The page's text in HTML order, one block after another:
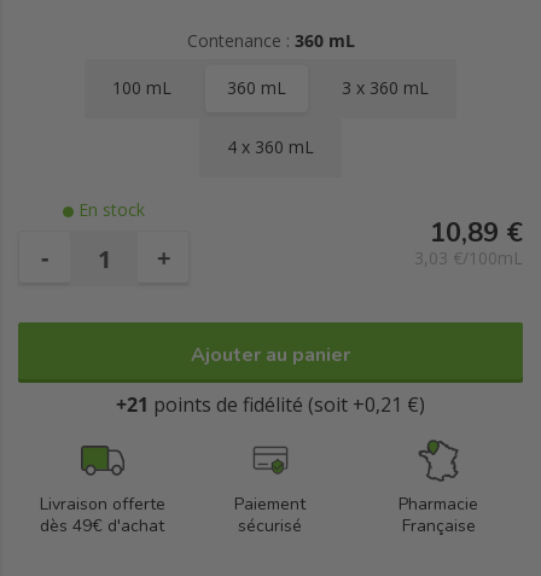
Contenance : 360 mL
100 mL 360 mL 3 x 360 mL
4 x 360 mL
En stock
- +
10,89 €
3,03 €/100mL
Ajouter au panier
+21 points de fidélité (soit +0,21 €)
Livraison offerte
dès 49€ d'achat
Paiement
sécurisé
Pharmacie
Française